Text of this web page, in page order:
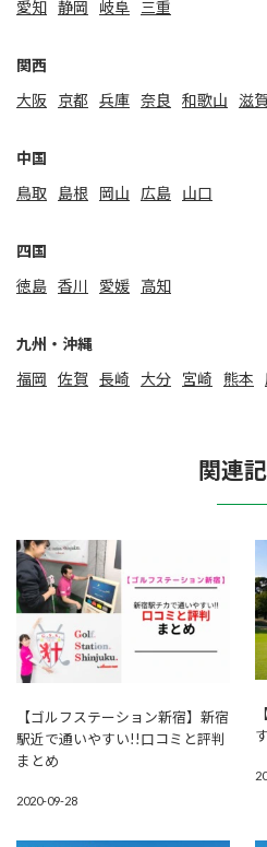
愛知 静岡 岐阜 三重
関⻄
大阪
京都 兵庫 奈良 和歌山 滋賀
中国
鳥取
島根 岡山 広島 山口
四国
徳島 香川 愛媛 高知
九州・沖縄
福岡
佐賀 ⻑崎 大分 宮崎 熊本
関連
【ゴルフステーション新宿】新宿
駅近で通いやすい!!口コミと評判
まとめ
2020-09-28